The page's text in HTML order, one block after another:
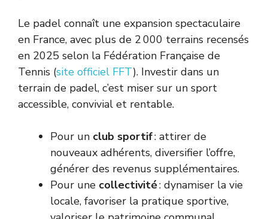
Le padel connaît une expansion spectaculaire
en France, avec plus de 2 000 terrains recensés
en 2025 selon la Fédération Française de
Tennis (site officiel FFT). Investir dans un
terrain de padel, c’est miser sur un sport
accessible, convivial et rentable.
Pour un club sportif: attirer de
nouveaux adhérents, diversifier l’offre,
générer des revenus supplémentaires.
Pour une collectivité: dynamiser la vie
locale, favoriser la pratique sportive,